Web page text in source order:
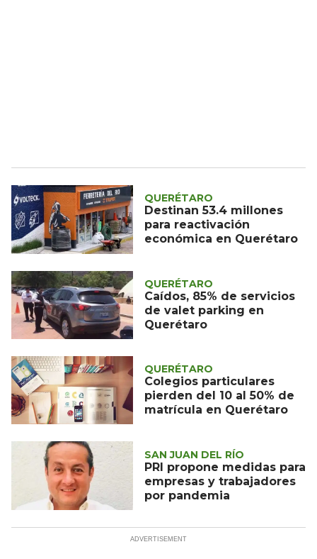
QUERÉTARO
Destinan 53.4 millones
para reactivación
económica en Querétaro
QUERÉTARO
Caídos, 85% de servicios
de valet parking en
Querétaro
QUERÉTARO
Colegios particulares
pierden del 10 al 50% de
matrícula en Querétaro
SAN JUAN DEL RÍO
PRI propone medidas para
empresas y trabajadores
por pandemia